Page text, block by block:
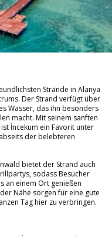
Strände in Alanya
Der Strand verfügt über
Wasser, das ihn besonders
macht. Mit seinem sanften
İncekum ein Favorit unter
der belebteren
bietet der Strand auch
sodass Besucher
an einem Ort genießen
Nähe sorgen für eine gute
Tag hier zu verbringen.